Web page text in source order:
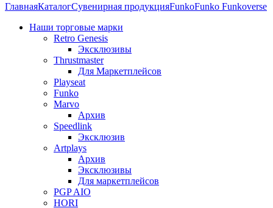
ГлавнаяКаталогСувенирная продукцияFunkoFunko Funkoverse
Наши торговые марки
Retro Genesis
Эксклюзивы
Thrustmaster
Для Маркетплейсов
Playseat
Funko
Marvo
Архив
Speedlink
Эксклюзив
Artplays
Архив
Эксклюзивы
Для маркетплейсов
PGP AIO
HORI